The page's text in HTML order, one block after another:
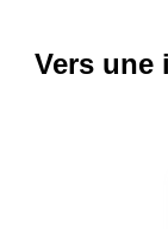
Vers une